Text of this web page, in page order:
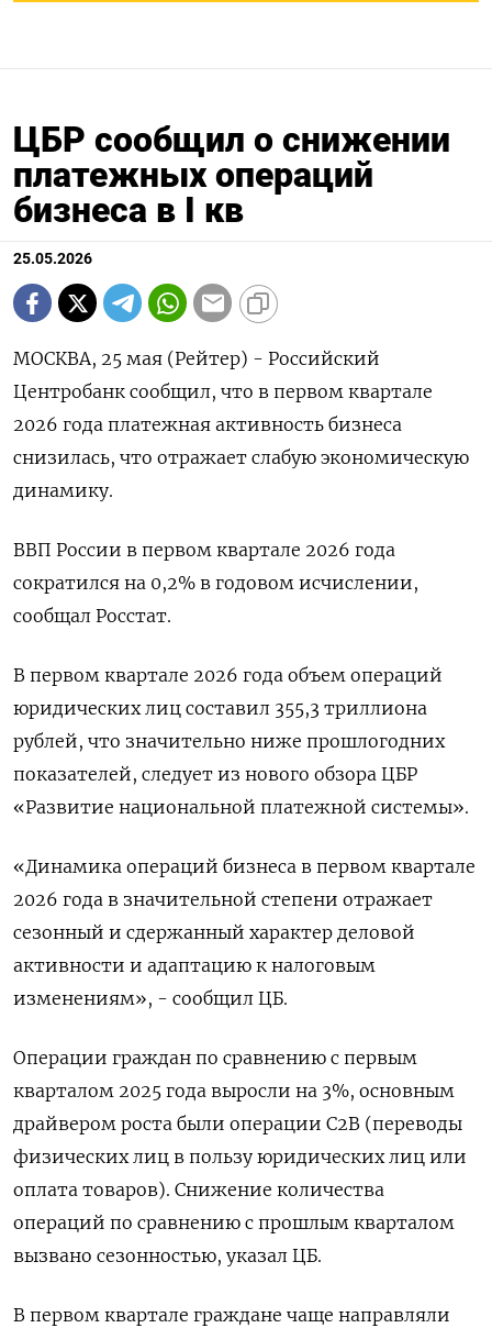
ЦБР сообщил о снижении
платежных операций
бизнеса в I кв
25.05.2026
МОСКВА, 25 мая (Рейтер) - Российский
Центробанк сообщил, что в первом квартале
2026 года платежная активность бизнеса
снизилась, что отражает слабую экономическую
динамику.
ВВП России в первом квартале ‌2026 года
сократился на 0,2% в годовом исчислении,
сообщал Росстат.
В первом квартале 2026 года объем операций
юридических лиц составил 355,3 триллиона
рублей, что значительно ​ниже прошлогодних
показателей, следует из ​нового обзора ЦБР
«Развитие национальной ​платежной системы».
«Динамика ⁠операций бизнеса в первом квартале
2026 года ‌в значительной степени отражает
сезонный и ‌сдержанный характер деловой
активности и адаптацию к налоговым
изменениям», - сообщил ЦБ.
Операции граждан по сравнению ​с первым
кварталом 2025 года выросли на 3%, основным
драйвером ‌роста были операции C2B (переводы
физических лиц в пользу юридических ​лиц или
оплата товаров). Снижение количества
операций по сравнению с прошлым кварталом
‌вызвано сезонностью, указал ЦБ.
В первом квартале граждане чаще направляли